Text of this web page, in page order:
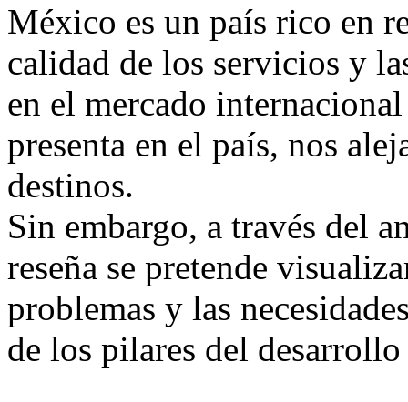
México es un país rico en
calidad de los servicios y
en el mercado
presenta en el país, nos
destinos.
Sin embargo, a través del
reseña se pretende
problemas y las
de los pilares del